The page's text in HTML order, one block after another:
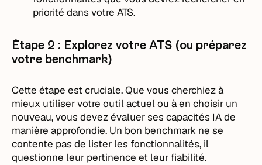
priorité dans votre ATS.
Étape 2 : Explorez votre ATS (ou préparez
votre benchmark)
Cette étape est cruciale. Que vous cherchiez à
mieux utiliser votre outil actuel ou à en choisir un
nouveau, vous devez évaluer ses capacités IA de
manière approfondie. Un bon benchmark ne se
contente pas de lister les fonctionnalités, il
questionne leur pertinence et leur fiabilité.